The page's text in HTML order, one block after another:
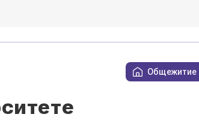
Общежитие